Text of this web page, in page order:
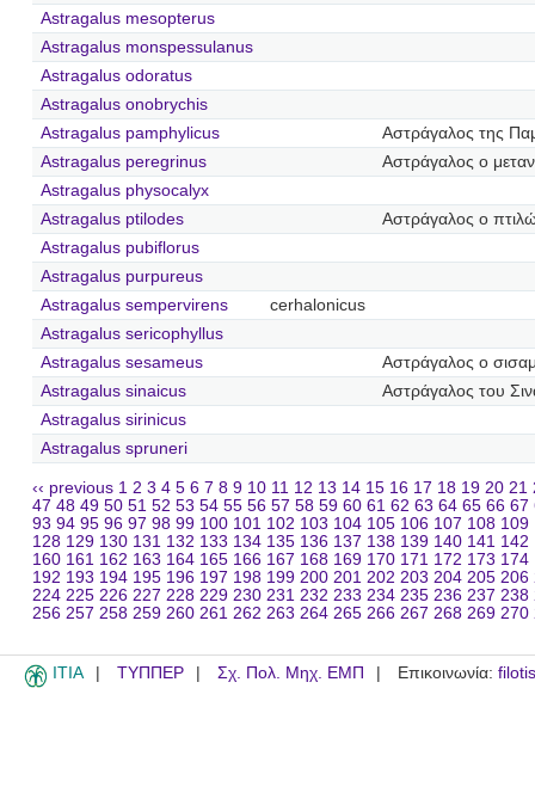
Astragalus mesopterus
Astragalus monspessulanus
Astragalus odoratus
Astragalus onobrychis
Astragalus pamphylicus
Αστράγαλος της
Astragalus peregrinus
Αστράγαλος ο
Astragalus physocalyx
Astragalus ptilodes
Αστράγαλος ο
Astragalus pubiflorus
Astragalus purpureus
Astragalus sempervirens
cerhalonicus
Astragalus sericophyllus
Astragalus sesameus
Αστράγαλος ο
Astragalus sinaicus
Αστράγαλος του
Astragalus sirinicus
Astragalus spruneri
‹‹ previous 1 2 3 4 5 6 7 8 9 10 11 12 13 14 15 16 17 18 19 20 21
47 48 49 50 51 52 53 54 55 56 57 58 59 60 61 62 63 64 65 66 67
93 94 95 96 97 98 99 100 101 102 103 104 105 106 107 108 109
128 129 130 131 132 133 134 135 136 137 138 139 140 141 142
160 161 162 163 164 165 166 167 168 169 170 171 172 173 174
192 193 194 195 196 197 198 199 200 201 202 203 204 205 206
224 225 226 227 228 229 230 231 232 233 234 235 236 237 238
256 257 258 259 260 261 262 263 264 265 266 267 268 269 270
ITIA ΤΥΠΠΕΡ Σχ. Πολ. Μηχ. ΕΜΠ Επικοινωνία: